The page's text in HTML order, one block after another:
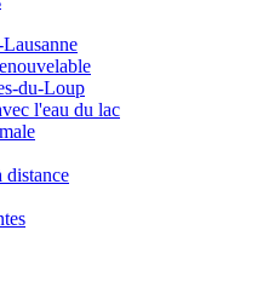
du-Loup
l'eau du lac
distance